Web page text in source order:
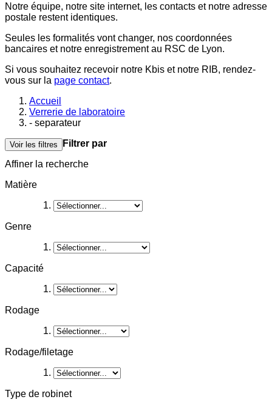
Notre équipe, notre site internet, les contacts et notre adresse
postale restent identiques.
Seules les formalités vont changer, nos coordonnées
bancaires et notre enregistrement au RSC de Lyon.
Si vous souhaitez recevoir notre Kbis et notre RIB, rendez-
vous sur la page contact.
Accueil
Verrerie de laboratoire
- separateur
Voir les filtres
Filtrer par
Affiner la recherche
Matière
Genre
Capacité
Rodage
Rodage/filetage
Type de robinet